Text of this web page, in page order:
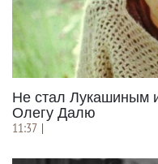
Не стал Лукашиным
Олегу Далю
11:37 |